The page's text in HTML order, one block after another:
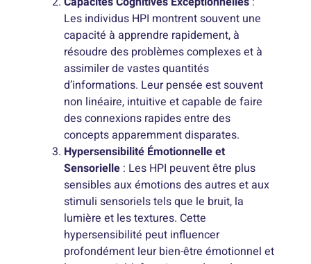
Les individus HPI montrent souvent une
capacité à apprendre rapidement, à
résoudre des problèmes complexes et à
assimiler de vastes quantités
d’informations. Leur pensée est souvent
non linéaire, intuitive et capable de faire
des connexions rapides entre des
concepts apparemment disparates.
Hypersensibilité Émotionnelle et
Sensorielle : Les HPI peuvent être plus
sensibles aux émotions des autres et aux
stimuli sensoriels tels que le bruit, la
lumière et les textures. Cette
hypersensibilité peut influencer
profondément leur bien-être émotionnel et